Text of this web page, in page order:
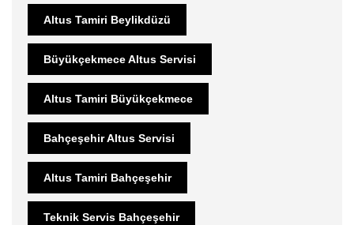
Altus Tamiri Beylikdüzü
Büyükçekmece Altus Servisi
Altus Tamiri Büyükçekmece
Bahçeşehir Altus Servisi
Altus Tamiri Bahçeşehir
Teknik Servis Bahçeşehir